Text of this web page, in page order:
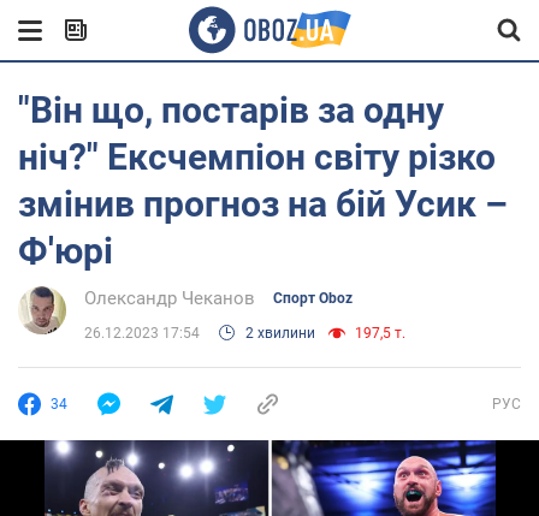
"Він що, постарів за одну
ніч?" Ексчемпіон світу різко
змінив прогноз на бій Усик –
Ф'юрі
Олександр Чеканов Спорт Oboz
26.12.2023 17:54 2 хвилини 197,5 т.
34 РУС